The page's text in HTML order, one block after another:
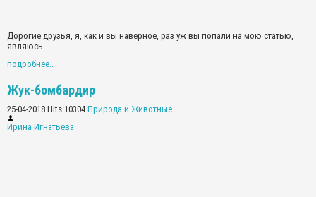
Дорогие друзья, я, как и вы наверное, раз уж вы попали на мою статью,
являюсь...
подробнее..
Жук-бомбардир
25-04-2018 Hits:10304 Природа и Животные
Ирина Игнатьева